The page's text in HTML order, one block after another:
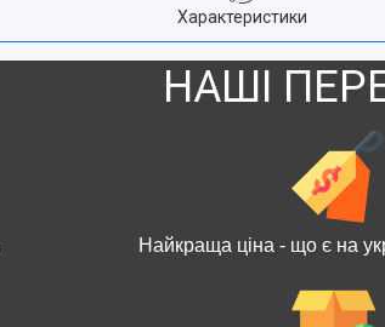
Характеристики
НАШІ
Найкраща ціна - що є на